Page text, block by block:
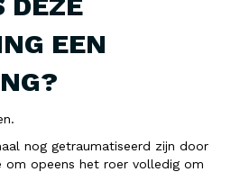
EEN
nog getraumatiseerd zijn door
om opeens het roer volledig om